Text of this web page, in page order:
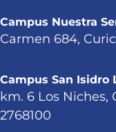
Campus Nuestra
Carmen 684,
Campus San Isidro
km. 6 Los Niches,
2768100